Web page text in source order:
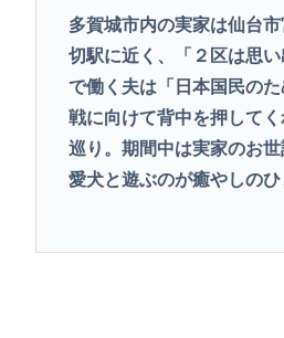
多賀城市内の実家は仙台
切駅に近く、「２区は思
で働く夫は「日本国民の
戦に向けて背中を押して
巡り。期間中は実家のお
愛犬と遊ぶのが癒やしのひ